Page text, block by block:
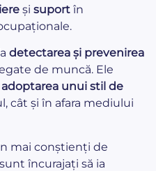
și suport în
detectarea și prevenirea
de muncă. Ele
adoptarea unui stil de
cât și în afara mediului
mai conștienți de
încurajați să ia